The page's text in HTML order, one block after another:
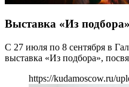
Выставка «Из подбора»
С 27 июля по 8 сентября в
выставка «Из подбора»,
https://kudamoscow.ru/